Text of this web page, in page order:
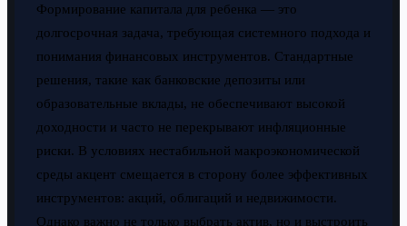
Формирование капитала для ребенка — это
долгосрочная задача, требующая системного подхода и
понимания финансовых инструментов. Стандартные
решения, такие как банковские депозиты или
образовательные вклады, не обеспечивают высокой
доходности и часто не перекрывают инфляционные
риски. В условиях нестабильной макроэкономической
среды акцент смещается в сторону более эффективных
инструментов: акций, облигаций и недвижимости.
Однако важно не только выбрать актив, но и выстроить